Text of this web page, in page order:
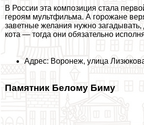
В России эта композиция стала
героям мультфильма. А горожане
заветные желания нужно загадывать,
кота — тогда они обязательно
Адрес: Воронеж, улица
Памятник Белому Биму